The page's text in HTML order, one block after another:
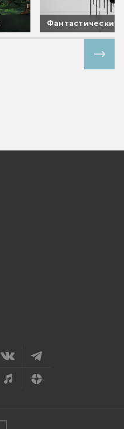
Фантастические